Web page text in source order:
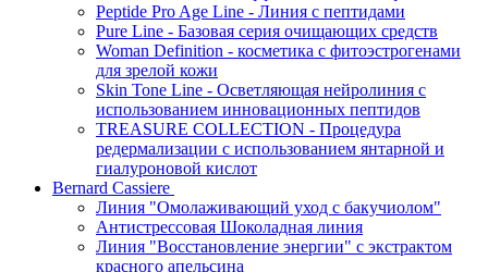
Peptide Pro Age Line - Линия с пептидами
Pure Line - Базовая серия очищающих средств
Woman Definition - косметика с фитоэстрогенами
для зрелой кожи
Skin Tone Line - Осветляющая нейролиния с
использованием инновационных пептидов
TREASURE COLLECTION - Процедура
редермализации с использованием янтарной и
гиалуроновой кислот
Bernard Cassiere
Линия "Омолаживающий уход с бакучиолом"
Антистрессовая Шоколадная линия
Линия "Восстановление энергии" с экстрактом
красного апельсина